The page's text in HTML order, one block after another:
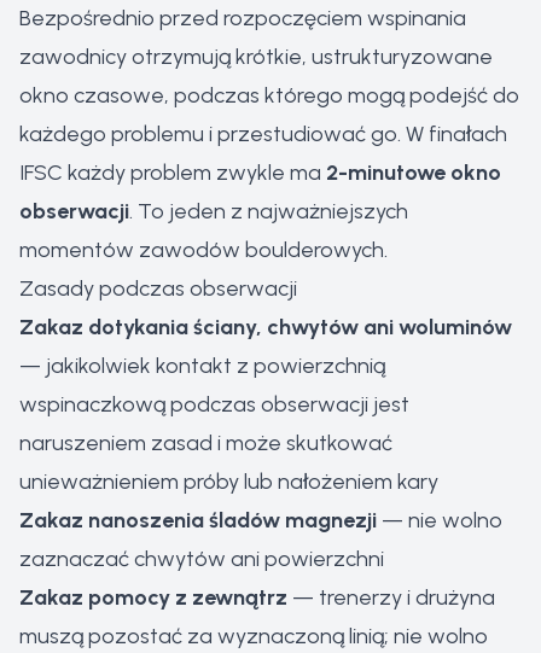
Bezpośrednio przed rozpoczęciem wspinania
zawodnicy otrzymują krótkie, ustrukturyzowane
okno czasowe, podczas którego mogą podejść do
każdego problemu i przestudiować go. W finałach
IFSC każdy problem zwykle ma 2-minutowe okno
obserwacji. To jeden z najważniejszych
momentów zawodów boulderowych.
Zasady podczas obserwacji
Zakaz dotykania ściany, chwytów ani woluminów
— jakikolwiek kontakt z powierzchnią
wspinaczkową podczas obserwacji jest
naruszeniem zasad i może skutkować
unieważnieniem próby lub nałożeniem kary
Zakaz nanoszenia śladów magnezji — nie wolno
zaznaczać chwytów ani powierzchni
Zakaz pomocy z zewnątrz — trenerzy i drużyna
muszą pozostać za wyznaczoną linią; nie wolno